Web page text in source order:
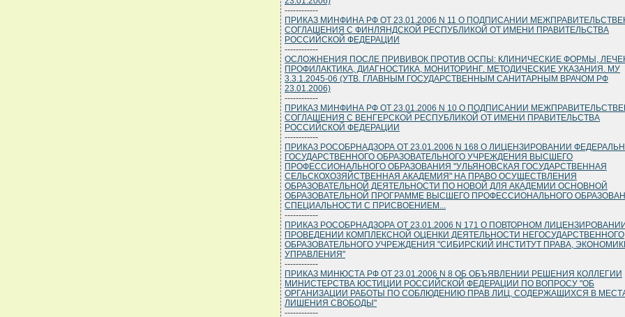
------------
ПРИКАЗ МИНФИНА РФ ОТ 23.01.2006 N 11 О ПОДПИСАНИИ
СОГЛАШЕНИЯ С ФИНЛЯНДСКОЙ РЕСПУБЛИКОЙ ОТ ИМЕНИ ПРАВИТЕЛЬСТВА
РОССИЙСКОЙ ФЕДЕРАЦИИ
------------
ОСЛОЖНЕНИЯ ПОСЛЕ ПРИВИВОК ПРОТИВ ОСПЫ: КЛИНИЧЕСКИЕ ФОРМЫ,
ПРОФИЛАКТИКА, ДИАГНОСТИКА, МОНИТОРИНГ. МЕТОДИЧЕСКИЕ УКАЗАНИЯ. МУ
3.3.1.2045-06 (УТВ. ГЛАВНЫМ ГОСУДАРСТВЕННЫМ САНИТАРНЫМ ВРАЧОМ РФ
23.01.2006)
------------
ПРИКАЗ МИНФИНА РФ ОТ 23.01.2006 N 10 О ПОДПИСАНИИ
СОГЛАШЕНИЯ С ВЕНГЕРСКОЙ РЕСПУБЛИКОЙ ОТ ИМЕНИ ПРАВИТЕЛЬСТВА
РОССИЙСКОЙ ФЕДЕРАЦИИ
------------
ПРИКАЗ РОСОБРНАДЗОРА ОТ 23.01.2006 N 168 О ЛИЦЕНЗИРОВАНИИ
ГОСУДАРСТВЕННОГО ОБРАЗОВАТЕЛЬНОГО УЧРЕЖДЕНИЯ ВЫСШЕГО
ПРОФЕССИОНАЛЬНОГО ОБРАЗОВАНИЯ "УЛЬЯНОВСКАЯ ГОСУДАРСТВЕННАЯ
СЕЛЬСКОХОЗЯЙСТВЕННАЯ АКАДЕМИЯ" НА ПРАВО ОСУЩЕСТВЛЕНИЯ
ОБРАЗОВАТЕЛЬНОЙ ДЕЯТЕЛЬНОСТИ ПО НОВОЙ ДЛЯ АКАДЕМИИ ОСНОВНОЙ
ОБРАЗОВАТЕЛЬНОЙ ПРОГРАММЕ ВЫСШЕГО ПРОФЕССИОНАЛЬНОГО
СПЕЦИАЛЬНОСТИ С ПРИСВОЕНИЕМ...
------------
ПРИКАЗ РОСОБРНАДЗОРА ОТ 23.01.2006 N 171 О ПОВТОРНОМ
ПРОВЕДЕНИИ КОМПЛЕКСНОЙ ОЦЕНКИ ДЕЯТЕЛЬНОСТИ НЕГОСУДАРСТВЕННОГО
ОБРАЗОВАТЕЛЬНОГО УЧРЕЖДЕНИЯ "СИБИРСКИЙ ИНСТИТУТ ПРАВА,
УПРАВЛЕНИЯ"
------------
ПРИКАЗ МИНЮСТА РФ ОТ 23.01.2006 N 8 ОБ ОБЪЯВЛЕНИИ РЕШЕНИЯ КОЛЛЕГИИ
МИНИСТЕРСТВА ЮСТИЦИИ РОССИЙСКОЙ ФЕДЕРАЦИИ ПО ВОПРОСУ "ОБ
ОРГАНИЗАЦИИ РАБОТЫ ПО СОБЛЮДЕНИЮ ПРАВ ЛИЦ, СОДЕРЖАЩИХСЯ В
ЛИШЕНИЯ СВОБОДЫ"
------------